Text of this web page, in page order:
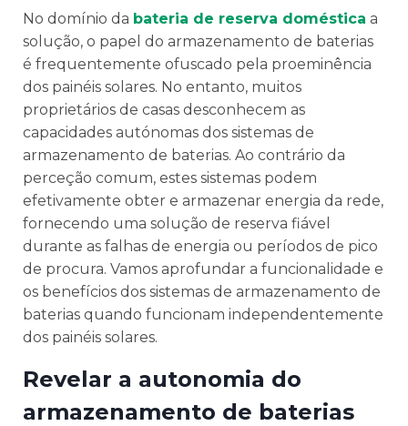
No domínio da bateria de reserva doméstica a
solução, o papel do armazenamento de baterias
é frequentemente ofuscado pela proeminência
dos painéis solares. No entanto, muitos
proprietários de casas desconhecem as
capacidades autónomas dos sistemas de
armazenamento de baterias. Ao contrário da
perceção comum, estes sistemas podem
efetivamente obter e armazenar energia da rede,
fornecendo uma solução de reserva fiável
durante as falhas de energia ou períodos de pico
de procura. Vamos aprofundar a funcionalidade e
os benefícios dos sistemas de armazenamento de
baterias quando funcionam independentemente
dos painéis solares.
Revelar a autonomia do
armazenamento de baterias